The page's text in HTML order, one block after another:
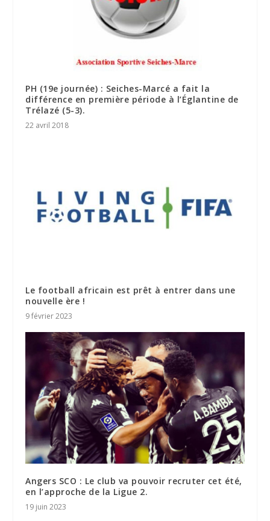
PH (19e journée) : Seiches-Marcé a fait la
différence en première période à l’Églantine de
Trélazé (5-3).
22 avril 2018
Le football africain est prêt à entrer dans une
nouvelle ère !
9 février 2023
Angers SCO : Le club va pouvoir recruter cet été,
en l’approche de la Ligue 2.
19 juin 2023